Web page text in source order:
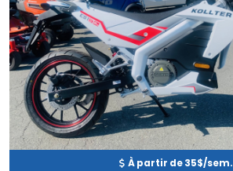
À partir de 35$/sem.